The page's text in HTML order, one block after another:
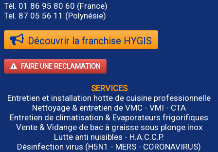
Tél. 01 86 95 80 60 (France)
Tel. 87 05 56 11 (Polynésie)
Découvrir la franchise HYGIS
FAIRE UNE RECLAMATION
SERVICES
Entretien et installation hotte de cuisine professionnelle
Nettoyage & entretien de VMC - VMI - CTA
Entretien de climatisation & Evaporateurs frigorifiques
Vente & Vidange de bac à graisse sous plonge inox
Lutte anti nuisibles - H.A.C.C.P.
Désinfection virus (H5N1 - MERS - CORONAVIRUS)